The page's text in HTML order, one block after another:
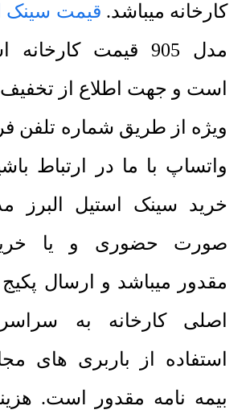
کارخانه میباشد. قیمت سینک
مدل 905 قیمت
است و جهت اطلاع از
ویژه از طریق شماره تلفن
واتساپ با ما در ارتباط
صورت حضوری و یا خرید
مقدور میباشد و ارسال پکیج
اصلی کارخانه به
استفاده از باربری های
بیمه نامه مقدور است.